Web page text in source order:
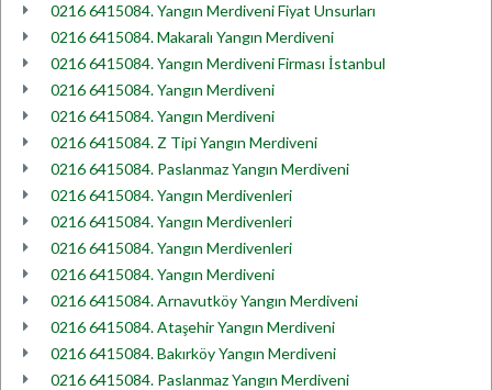
0216 6415084. Yangın Merdiveni Fiyat Unsurları
0216 6415084. Makaralı Yangın Merdiveni
0216 6415084. Yangın Merdiveni Firması İstanbul
0216 6415084. Yangın Merdiveni
0216 6415084. Yangın Merdiveni
0216 6415084. Z Tipi Yangın Merdiveni
0216 6415084. Paslanmaz Yangın Merdiveni
0216 6415084. Yangın Merdivenleri
0216 6415084. Yangın Merdivenleri
0216 6415084. Yangın Merdivenleri
0216 6415084. Yangın Merdiveni
0216 6415084. Arnavutköy Yangın Merdiveni
0216 6415084. Ataşehir Yangın Merdiveni
0216 6415084. Bakırköy Yangın Merdiveni
0216 6415084. Paslanmaz Yangın Merdiveni